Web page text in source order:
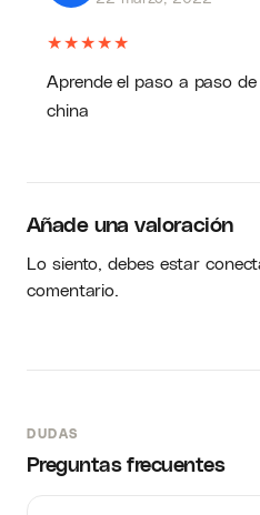
★★★★★
Aprende el paso a paso
china
Añade una valoración
Lo siento, debes estar
comentario.
DUDAS
Preguntas frecuentes